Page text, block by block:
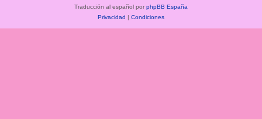
Traducción al español por phpBB España
Privacidad | Condiciones